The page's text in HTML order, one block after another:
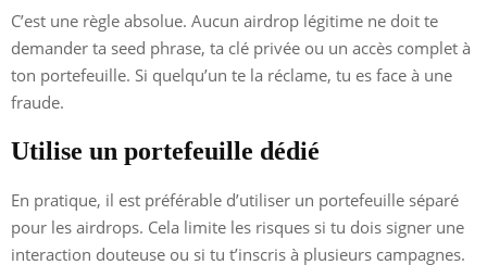
C’est une règle absolue. Aucun airdrop légitime ne doit te
demander ta seed phrase, ta clé privée ou un accès complet à
ton portefeuille. Si quelqu’un te la réclame, tu es face à une
fraude.
Utilise un portefeuille dédié
En pratique, il est préférable d’utiliser un portefeuille séparé
pour les airdrops. Cela limite les risques si tu dois signer une
interaction douteuse ou si tu t’inscris à plusieurs campagnes.